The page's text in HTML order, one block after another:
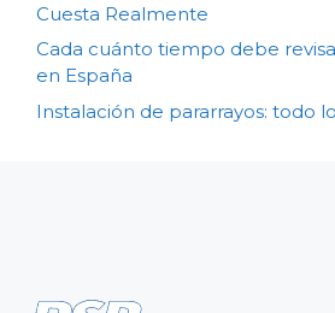
Cuesta Realmente
Cada cuánto tiempo debe
en España
Instalación de pararrayos: todo